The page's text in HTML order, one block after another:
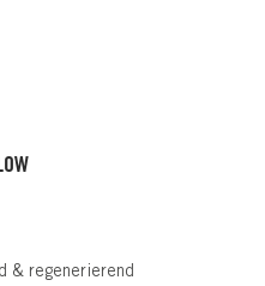
& regenerierend